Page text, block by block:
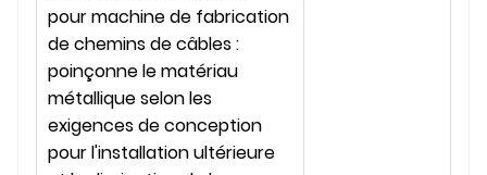
pour machine de fabrication
de chemins de câbles :
poinçonne le matériau
métallique selon les
exigences de conception
pour l'installation ultérieure